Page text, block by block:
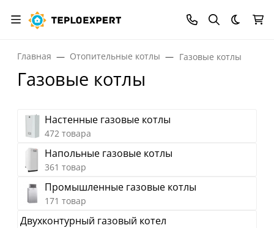
Темная
Главная Отопительные котлы Газовые котлы
Газовые котлы
Настенные газовые котлы
472 товара
Напольные газовые котлы
361 товар
Промышленные газовые котлы
171 товар
Двухконтурный газовый котел